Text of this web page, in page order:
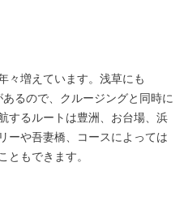
々増えています。浅草にも
るので、クルージングと同時に
するルートは豊洲、お台場、浜
ーや吾妻橋、コースによっては
ともできます。